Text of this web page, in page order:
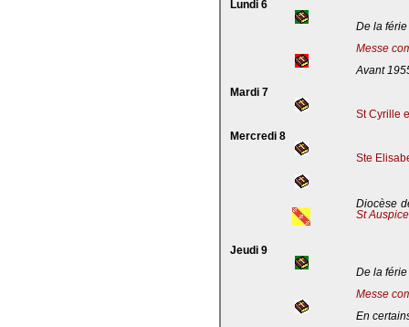
Lundi 6
De la férie
Messe
Avant
Mardi 7
St Cyrille
Mercredi 8
Ste
Diocèse
St
Jeudi 9
De la férie
Messe
En